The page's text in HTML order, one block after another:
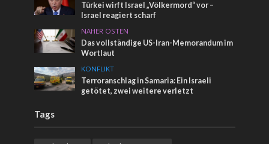
Türkei wirft Israel „Völkermord“ vor –
Israel reagiert scharf
NAHER OSTEN
Das vollständige US-Iran-Memorandum im
Wortlaut
KONFLIKT
Terroranschlag in Samaria: Ein Israeli
getötet, zwei weitere verletzt
Tags